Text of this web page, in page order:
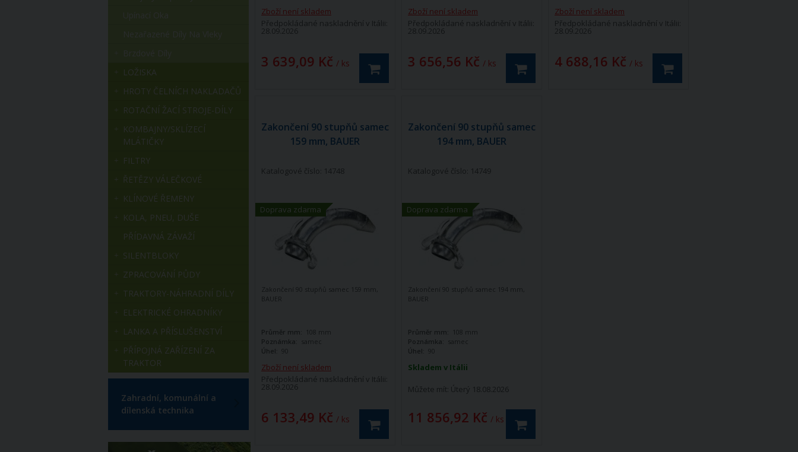
Zboží není skladem
Předpokládané naskladnění v Itálii:
28.09.2026
3 639,09 Kč / ks
Zboží není skladem
Předpokládané naskladnění v Itálii:
28.09.2026
3 656,56 Kč / ks
Zboží není skladem
Předpokládané naskladnění v Itálii:
28.09.2026
4 688,16 Kč / ks
Zakončení 90 stupňů samec
159 mm, BAUER
Doprava zdarma
Katalogové číslo: 14748
Zboží není skladem
Předpokládané naskladnění v Itálii:
28.09.2026
6 133,49 Kč / ks
Zakončení 90 stupňů samec 159 mm,
BAUER
Průměr mm:
108 mm
Poznámka:
samec
Úhel:
90
Zakončení 90 stupňů samec
194 mm, BAUER
Doprava zdarma
Katalogové číslo: 14749
Skladem v Itálii
Můžete mít: Úterý 18.08.2026
11 856,92 Kč / ks
Zakončení 90 stupňů samec 194 mm,
BAUER
Průměr mm:
108 mm
Poznámka:
samec
Úhel:
90
LOŽISKA
HROTY ČELNÍCH NAKLADAČŮ
ROTAČNÍ ŽACÍ STROJE-DÍLY
KOMBAJNY/SKLÍZECÍ
MLÁTIČKY
FILTRY
ŘETĚZY VÁLEČKOVÉ
KLÍNOVÉ ŘEMENY
KOLA, PNEU, DUŠE
PŘÍDAVNÁ ZÁVAŽÍ
SILENTBLOKY
ZPRACOVÁNÍ PŮDY
TRAKTORY-NÁHRADNÍ DÍLY
ELEKTRICKÉ OHRADNÍKY
LANKA A PŘÍSLUŠENSTVÍ
PŘÍPOJNÁ ZAŘÍZENÍ ZA
TRAKTOR
Zahradní, komunální a
dílenská technika